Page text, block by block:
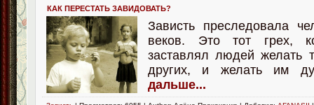
КАК ПЕРЕСТАТЬ ЗАВИДОВАТЬ?
Зависть преследовала
веков. Это тот грех,
заставлял людей желать
других, и желать им
дальше...